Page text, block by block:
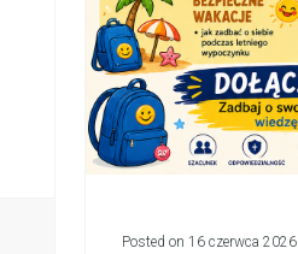
Posted on 16 czerwca 2026